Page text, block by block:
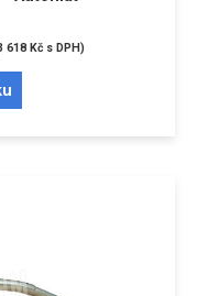
618 Kč s DPH)